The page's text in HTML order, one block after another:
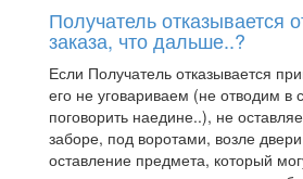
Получатель отказывается
заказа, что дальше..?
Если Получатель отказывается
его не уговариваем (не отводим в
поговорить наедине..), не
заборе, под воротами, возле
оставление предмета, который